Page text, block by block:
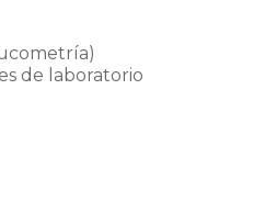
de laboratorio